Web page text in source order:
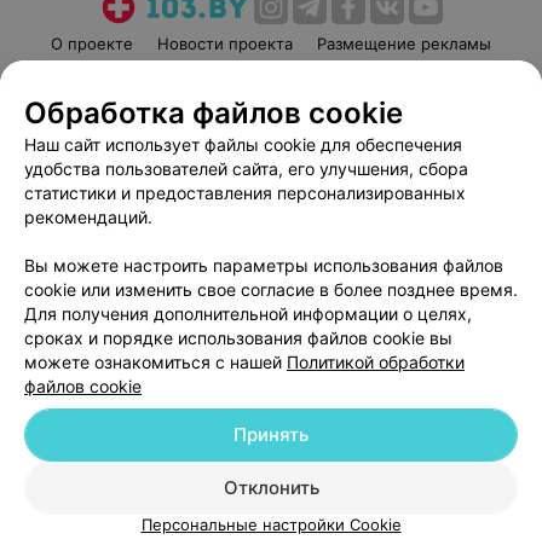
О проекте Новости проекта
Размещение рекламы
Пользовательское соглашение
Способы оплаты
Вакансии
Партнеры
Написать руководителю 103.by
Обработка персональных данных
© 2026 ООО «Артокс Лаб», УНП 191700409
| 220012, Республика Беларусь,
Служба поддержки +375 291212755
Обработка файлов cookie
Наш сайт использует файлы cookie для обеспечения
удобства пользователей сайта, его улучшения, сбора
статистики и предоставления персонализированных
рекомендаций.
Вы можете настроить параметры использования файлов
cookie или изменить свое согласие в более позднее время.
Для получения дополнительной информации о целях,
сроках и порядке использования файлов cookie вы
можете ознакомиться с нашей Политикой обработки
файлов cookie
Отклонить
Принять
Персональные настройки Cookie